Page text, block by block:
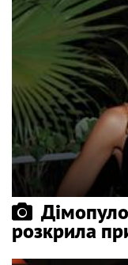
розкрила